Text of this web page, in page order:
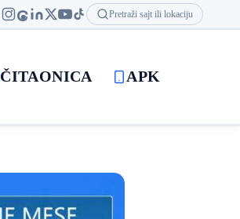
Pretraži sajt ili lokaciju
ČITAONICA APK